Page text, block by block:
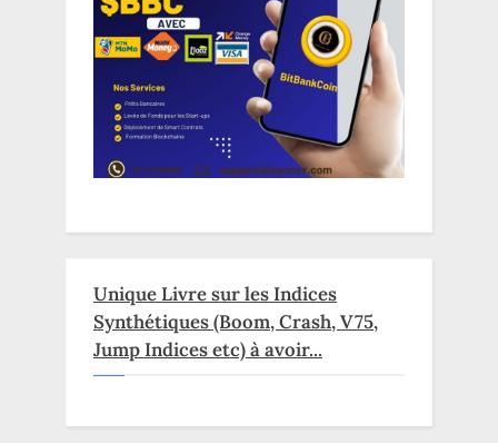
Unique Livre sur les Indices
Synthétiques (Boom, Crash, V75,
Jump Indices etc) à avoir...